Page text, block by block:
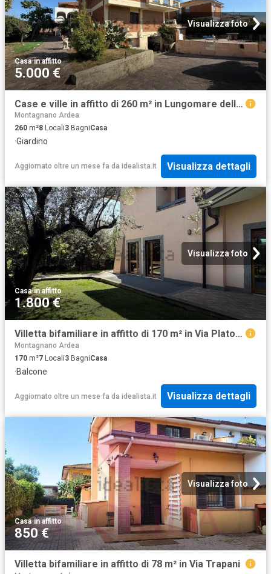
Visualizza foto
Casa·in affitto
5.000 €
Case e ville in affitto di 260 m² in Lungomare delle Sirene
Montagnano Ardea
260 m²8 Locali3 BagniCasa
·Giardino
Aggiornato oltre un mese fa da idealista.it Visualizza dettagli
Visualizza foto
Casa·in affitto
1.800 €
Villetta bifamiliare in affitto di 170 m² in Via Platone, 14
Montagnano Ardea
170 m²7 Locali3 BagniCasa
·Balcone
Aggiornato oltre un mese fa da idealista.it Visualizza dettagli
Visualizza foto
Casa·in affitto
850 €
Villetta bifamiliare in affitto di 78 m² in Via Trapani